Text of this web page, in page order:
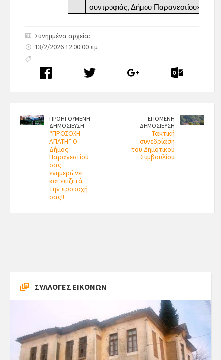
συντροφιάς, Δήμου Παρανεστίου»
Συνημμένα αρχεία:
13/2/2026 12:00:00 πμ
ΠΡΟΗΓΟΥΜΕΝΗ
ΔΗΜΟΣΙΕΥΣΗ
“ΠΡΟΣΟΧΗ
ΑΠΑΤΗ” Ο
Δήμος
Παρανεστίου
σας
ενημερώνει
και επιζητά
την προσοχή
σας!!
ΕΠΟΜΕΝΗ
ΔΗΜΟΣΙΕΥΣΗ
Τακτική
συνεδρίαση
του Δημοτικού
Συμβουλίου
ΣΥΛΛΟΓΕΣ ΕΙΚΟΝΩΝ